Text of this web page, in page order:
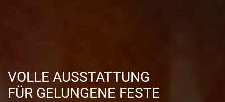
VOLLE AUSSTATTUNG
FÜR GELUNGENE FESTE